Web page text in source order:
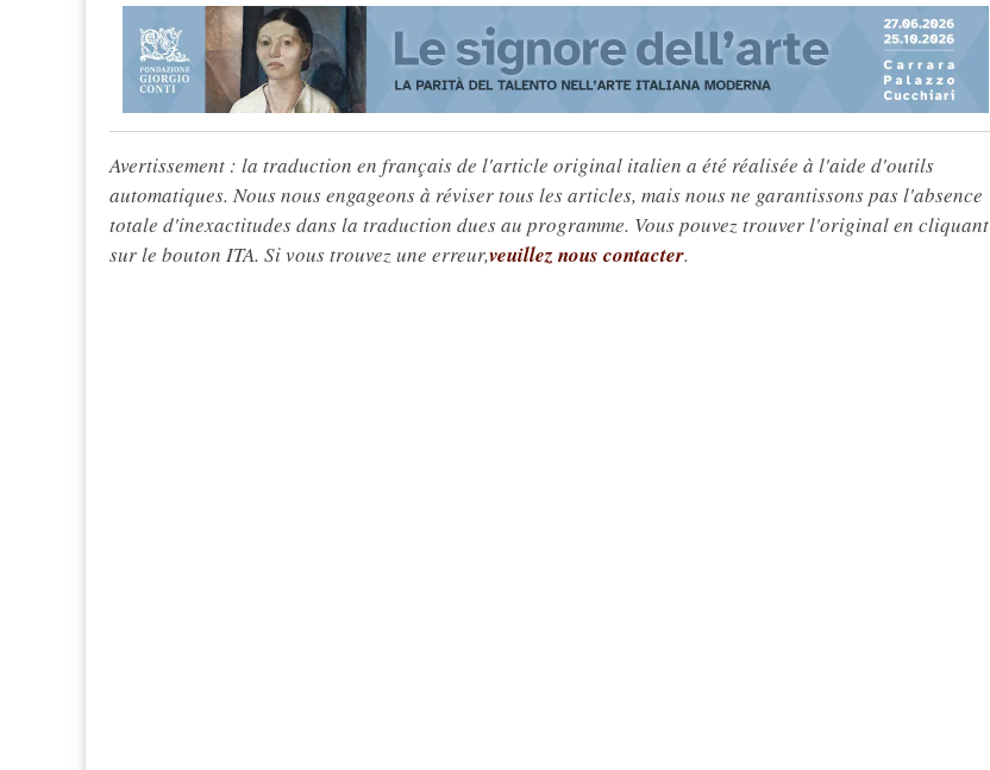
Avertissement : la traduction en français de l'article original italien a été réalisée à l'aide d'outils
automatiques. Nous nous engageons à réviser tous les articles, mais nous ne garantissons pas l'absence
totale d'inexactitudes dans la traduction dues au programme. Vous pouvez trouver l'original en cliquant
sur le bouton ITA. Si vous trouvez une erreur,veuillez nous contacter.